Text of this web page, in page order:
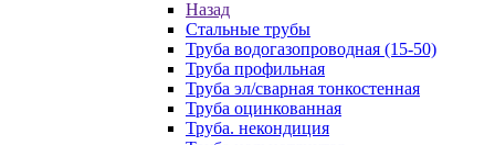
Назад
Стальные трубы
Труба водогазопроводная (15-50)
Труба профильная
Труба эл/сварная тонкостенная
Труба оцинкованная
Труба. некондиция